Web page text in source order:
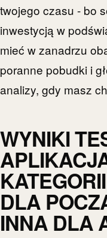
twojego czasu - bo
inwestycją w
mieć w zanadrzu
poranne pobudki i
analizy, gdy masz
WYNIKI
DLA
INNA DLA